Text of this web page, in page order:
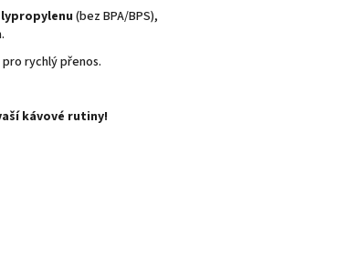
(bez BPA/BPS),
rychlý přenos.
kávové rutiny!